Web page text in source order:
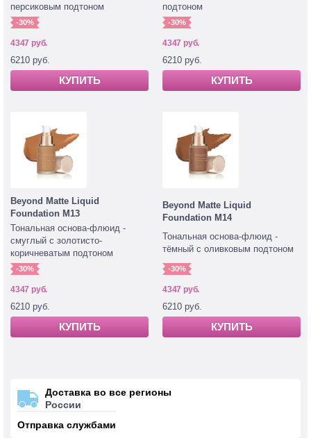
персиковым подтоном
-30%
4347 руб.
6210 руб.
КУПИТЬ
подтоном
-30%
4347 руб.
6210 руб.
КУПИТЬ
Beyond Matte Liquid
Foundation M13
Тональная основа-флюид -
смуглый с золотисто-
коричневатым подтоном
-30%
4347 руб.
6210 руб.
КУПИТЬ
Beyond Matte Liquid
Foundation M14
Тональная основа-флюид -
тёмный с оливковым подтоном
-30%
4347 руб.
6210 руб.
КУПИТЬ
Доставка во все регионы
России
Отправка службами